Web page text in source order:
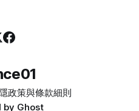
政策與條款細則
by Ghost